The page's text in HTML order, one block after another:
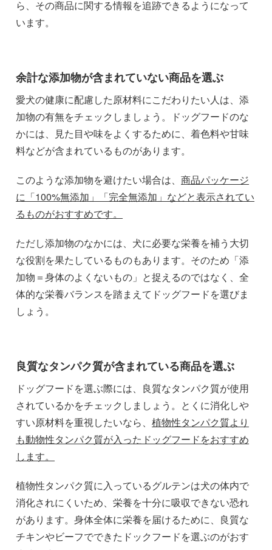
ら、その商品に関する情報を追跡できるようになって
います。
余計な添加物が含まれていない商品を選ぶ
愛犬の健康に配慮した原材料にこだわりたい人は、添
加物の有無をチェックしましょう。ドッグフードのな
かには、見た目や味をよくするために、着色料や甘味
料などが含まれているものがあります。
このような添加物を避けたい場合は、商品パッケージ
に「100%無添加」「完全無添加」などと表示されてい
るものがおすすめです。
ただし添加物のなかには、犬に必要な栄養を補う大切
な役割を果たしているものもあります。そのため「添
加物＝身体のよくないもの」と捉えるのではなく、全
体的な栄養バランスを踏まえてドッグフードを選びま
しょう。
良質なタンパク質が含まれている商品を選ぶ
ドッグフードを選ぶ際には、良質なタンパク質が使用
されているかをチェックしましょう。とくに消化しや
すい原材料を重視したいなら、植物性タンパク質より
も動物性タンパク質が入ったドッグフードをおすすめ
します。
植物性タンパク質に入っているグルテンは犬の体内で
消化されにくいため、栄養を十分に吸収できない恐れ
があります。身体全体に栄養を届けるために、良質な
チキンやビーフでできたドックフードを選ぶのがおす